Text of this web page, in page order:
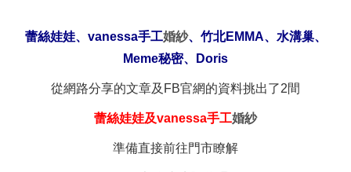
蕾絲娃娃、vanessa手工婚紗、竹北EMMA、 水溝巢、
Meme秘密、 Doris
從網路分享的文章及FB官網的資料挑出了2間
蕾絲娃娃及vanessa手工婚紗
準備直接前往門市瞭解